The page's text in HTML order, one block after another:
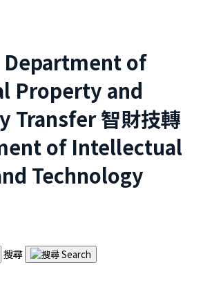
Department of
Property and
Transfer智財技轉
of Intellectual
Technology
搜尋